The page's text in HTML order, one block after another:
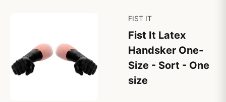
FIST IT
Fist It Latex
Handsker One-
Size - Sort - One
size